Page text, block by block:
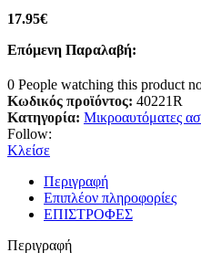
17.95€
Επόμενη Παραλαβή:
0 People watching this product
Κωδικός προϊόντος: 40221R
Κατηγορία: Μικροαυτόματες
Follow:
Κλείσε
Περιγραφή
Επιπλέον πληροφορίες
ΕΠΙΣΤΡΟΦΕΣ
Περιγραφή